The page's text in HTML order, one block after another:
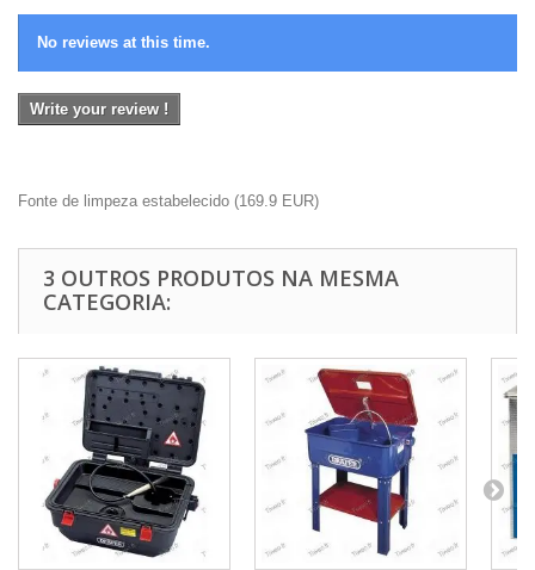
No reviews at this time.
Write your review !
Fonte de limpeza estabelecido (169.9 EUR)
3 OUTROS PRODUTOS NA MESMA
CATEGORIA: